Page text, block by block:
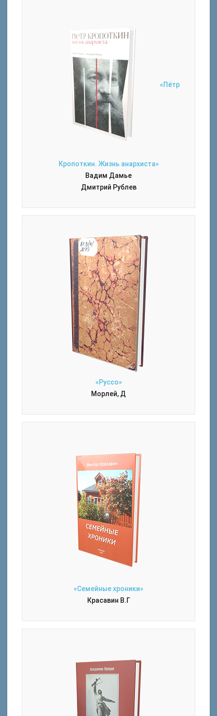
«Пётр
Кропоткин. Жизнь анархиста»
Вадим Дамье
Дмитрий Рублев
«Руссо»
Морлей, Д
«Семейные хроники»
Красавин В.Г